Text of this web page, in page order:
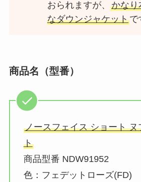
おられますが、かなり
なダウンジャケットで
商品名（型番）
ノースフェイス ショート ヌ
ト
商品型番 NDW91952
色：フェデットローズ(FD)